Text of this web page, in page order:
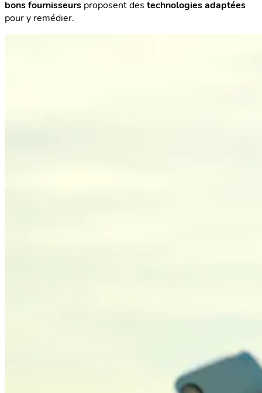
bons fournisseurs proposent des technologies adaptées
pour y remédier.